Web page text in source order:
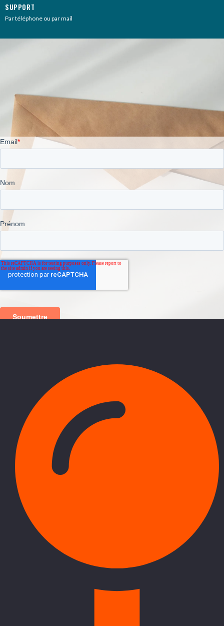
SUPPORT
Par téléphone ou par mail